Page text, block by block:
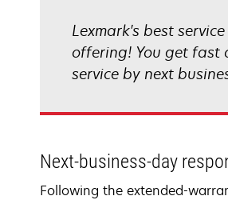
Lexmark's best service
offering! You get fast
service by next
Next-business-day
Following the extended-